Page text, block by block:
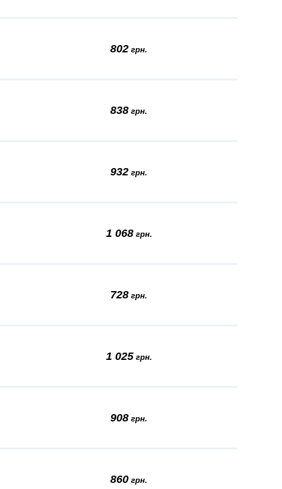
802 грн.
838 грн.
932 грн.
1 068грн.
728 грн.
1 025грн.
908 грн.
860 грн.